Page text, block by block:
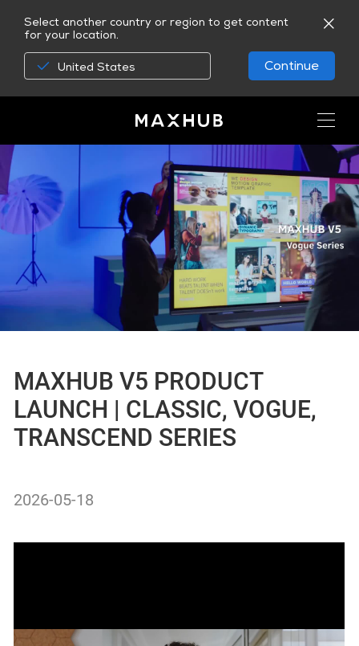
Select another country or region to get content
for your location.
United States Continue
MAXHUB V5 PRODUCT
LAUNCH | CLASSIC, VOGUE,
TRANSCEND SERIES
2026-05-18